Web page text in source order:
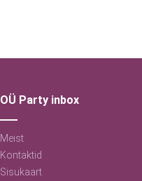
OÜ Party inbox
Meist
Kontaktid
Sisukaart